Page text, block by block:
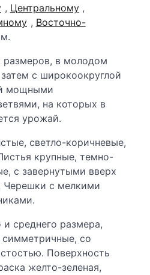
, Центральному ,
, Восточно-
размеров, в молодом
с широкоокруглой
мощными
на которых в
урожай.
светло-коричневые,
крупные, темно-
с завернутыми вверх
Черешки с мелкими
среднего размера,
со
Поверхность
желто-зеленая,